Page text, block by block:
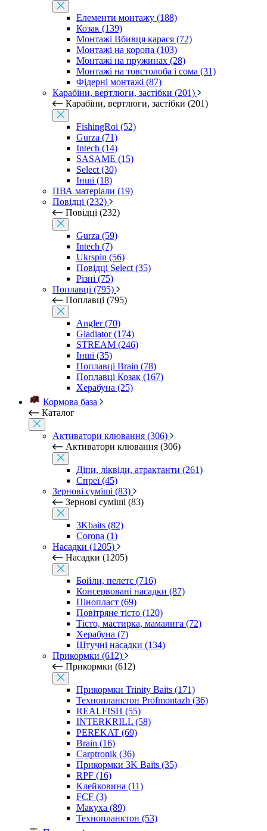
Елементи монтажу (188)
Козак (139)
Монтажі Вбивця карася (72)
Монтажі на коропа (103)
Монтажі на пружинах (28)
Монтажі на товстолоба і сома (31)
Фідерні монтажі (87)
Карабіни, вертлюги, застібки (201)
Карабіни, вертлюги, застібки (201)
FishingRoi (52)
Gurza (71)
Intech (14)
SASAME (15)
Select (30)
Інші (18)
ПВА матеріали (19)
Повідці (232)
Повідці (232)
Gurza (59)
Intech (7)
Ukrspin (56)
Повідці Select (35)
Різні (75)
Поплавці (795)
Поплавці (795)
Angler (70)
Gladiator (174)
STREAM (246)
Інші (35)
Поплавці Brain (78)
Поплавці Козак (167)
Херабуна (25)
Кормова база
Каталог
Активатори клювання (306)
Активатори клювання (306)
Діпи, ліквіди, атрактанти (261)
Спреї (45)
Зернові суміші (83)
Зернові суміші (83)
3Kbaits (82)
Corona (1)
Насадки (1205)
Насадки (1205)
Бойли, пелетс (716)
Консервовані насадки (87)
Пінопласт (69)
Повітряне тісто (120)
Тісто, мастирка, мамалига (72)
Херабуна (7)
Штучні насадки (134)
Прикормки (612)
Прикормки (612)
Прикормки Trinity Baits (171)
Технопланктон Profmontazh (36)
REALFISH (55)
INTERKRILL (58)
PEREKAT (69)
Brain (16)
Carptronik (36)
Прикормки 3K Baits (35)
RPF (16)
Клейковина (11)
FCF (3)
Макуха (89)
Технопланктон (53)